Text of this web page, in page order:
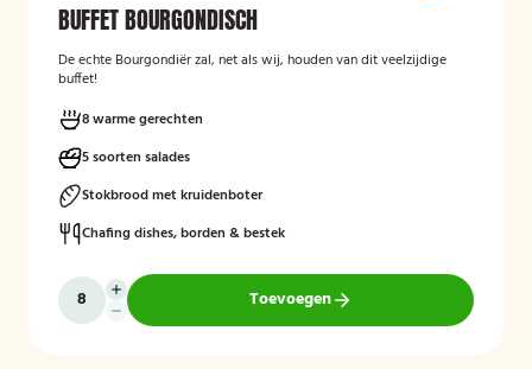
BUFFET BOURGONDISCH
De echte Bourgondiër zal, net als wij, houden van dit veelzijdige
buffet!
8 warme gerechten
5 soorten salades
Stokbrood met kruidenboter
Chafing dishes, borden & bestek
Toevoegen